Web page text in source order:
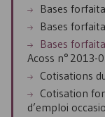
Bases
Bases
Bases
Acoss n° 2013-
Cotisations
Cotisation
d’emploi